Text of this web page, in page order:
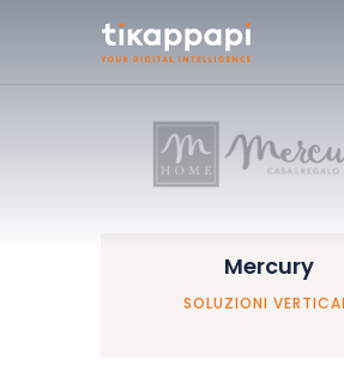
CHI SIAMO
SOLUZIONI
CASE HISTORYMercury
SOLUZIONI